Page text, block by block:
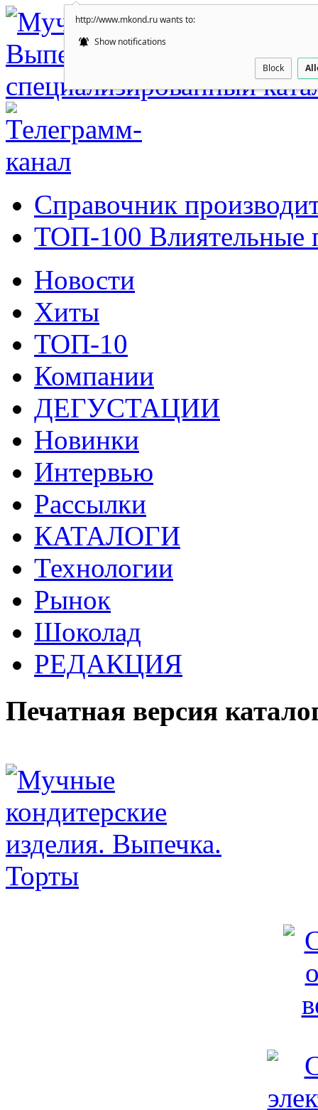
http://www.mkond.ru wants to:
Show notifications
Block
Справочник
ТОП-100 Влиятельные
Новости
Хиты
ТОП-10
Компании
ДЕГУСТАЦИИ
Новинки
Интервью
Рассылки
КАТАЛОГИ
Технологии
Рынок
Шоколад
РЕДАКЦИЯ
Печатная версия